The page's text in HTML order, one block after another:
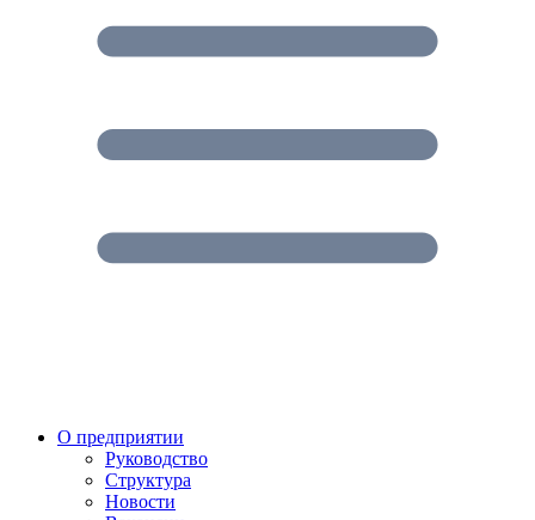
О предприятии
Руководство
Структура
Новости